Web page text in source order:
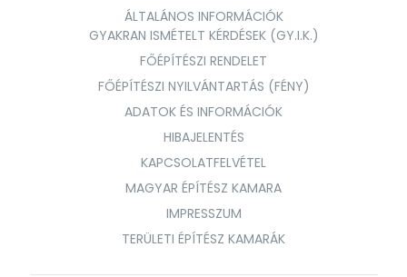
ÁLTALÁNOS INFORMÁCIÓK
GYAKRAN ISMÉTELT KÉRDÉSEK (GY.I.K.)
FŐÉPÍTÉSZI RENDELET
FŐÉPÍTÉSZI NYILVÁNTARTÁS (FÉNY)
ADATOK ÉS INFORMÁCIÓK
HIBAJELENTÉS
KAPCSOLATFELVÉTEL
MAGYAR ÉPÍTÉSZ KAMARA
IMPRESSZUM
TERÜLETI ÉPÍTÉSZ KAMARÁK